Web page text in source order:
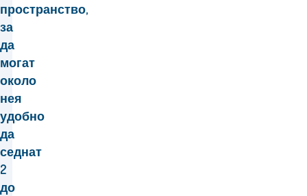
пространство,
за
да
могат
около
нея
удобно
да
седнат
2
до